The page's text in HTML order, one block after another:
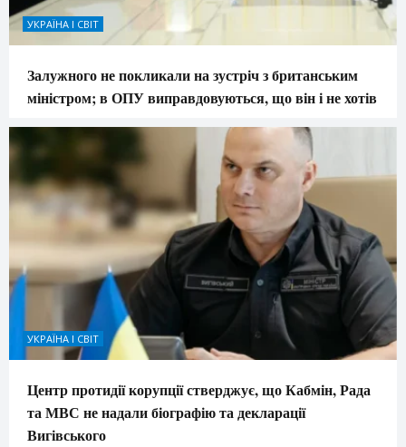
УКРАЇНА І СВІТ
Залужного не покликали на зустріч з британським
міністром; в ОПУ виправдовуються, що він і не хотів
УКРАЇНА І СВІТ
Центр протидії корупції стверджує, що Кабмін, Рада
та МВС не надали біографію та декларації
Вигівського